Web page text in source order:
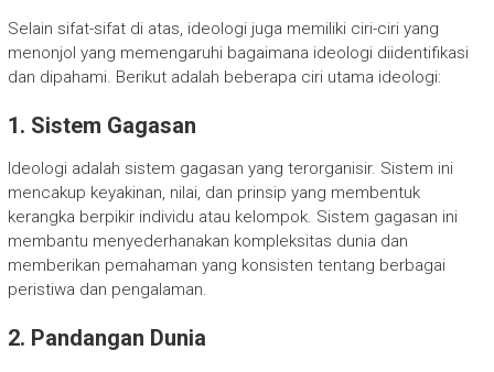
Selain sifat-sifat di atas, ideologi juga memiliki ciri-ciri yang
menonjol yang memengaruhi bagaimana ideologi diidentifikasi
dan dipahami. Berikut adalah beberapa ciri utama ideologi:
1. Sistem Gagasan
Ideologi adalah sistem gagasan yang terorganisir. Sistem ini
mencakup keyakinan, nilai, dan prinsip yang membentuk
kerangka berpikir individu atau kelompok. Sistem gagasan ini
membantu menyederhanakan kompleksitas dunia dan
memberikan pemahaman yang konsisten tentang berbagai
peristiwa dan pengalaman.
2. Pandangan Dunia